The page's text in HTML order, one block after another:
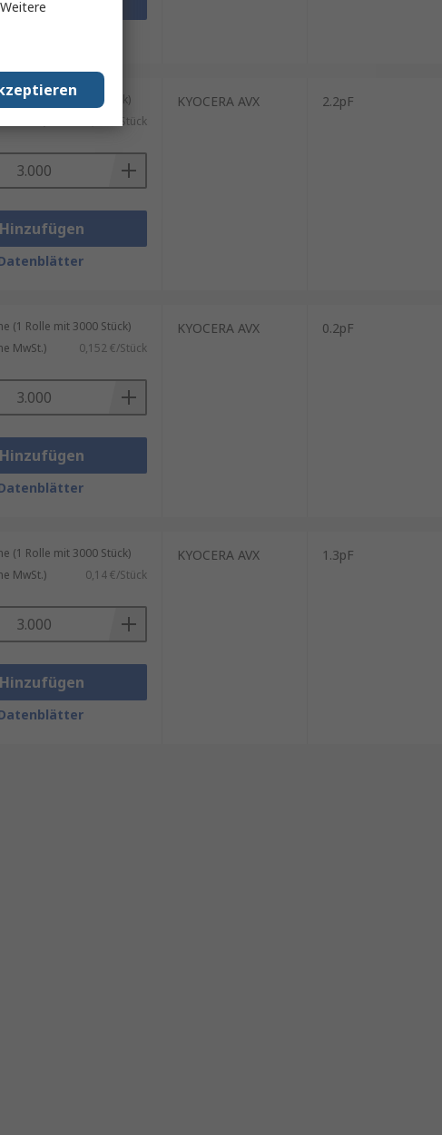
(1 Rolle mit 3000 Stück)
0,14 €/Stück
KYOCERA AVX 2.2pF
(1 Rolle mit 3000 Stück)
MwSt.) 0,152 €/Stück
KYOCERA AVX 0.2pF
(1 Rolle mit 3000 Stück)
MwSt.) 0,14 €/Stück
KYOCERA AVX 1.3pF